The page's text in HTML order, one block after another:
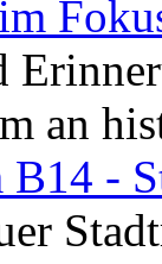
an
B14 -